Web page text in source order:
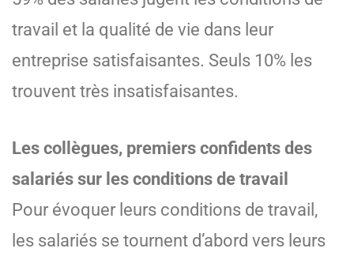
travail et la qualité de vie dans leur
entreprise satisfaisantes. Seuls 10% les
trouvent très insatisfaisantes.
Les collègues, premiers confidents des
salariés sur les conditions de travail
Pour évoquer leurs conditions de travail,
les salariés se tournent d’abord vers leurs